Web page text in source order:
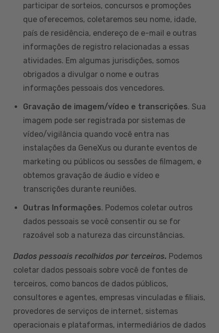
participar de sorteios, concursos e promoções
que oferecemos, coletaremos seu nome, idade,
país de residência, endereço de e-mail e outras
informações de registro relacionadas a essas
atividades. Em algumas jurisdições, somos
obrigados a divulgar o nome e outras
informações pessoais dos vencedores.
Gravação de imagem/vídeo e transcrições. Sua
imagem pode ser registrada por sistemas de
vídeo/vigilância quando você entra nas
instalações da GeneXus ou durante eventos de
marketing ou públicos ou sessões de filmagem, e
obtemos gravação de áudio e vídeo e
transcrições durante reuniões.
Outras Informações. Podemos coletar outros
dados pessoais se você consentir ou se for
razoável sob a natureza das circunstâncias.
Dados pessoais recolhidos por terceiros. Podemos
coletar dados pessoais sobre você de fontes de
terceiros, como bancos de dados públicos,
consultores e agentes, empresas vinculadas e filiais,
provedores de serviços de internet, sistemas
operacionais e plataformas, intermediários de dados